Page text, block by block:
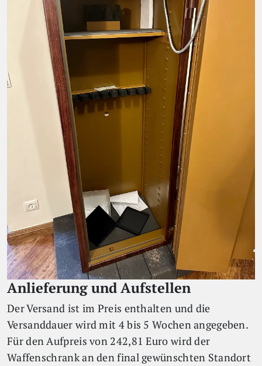
Anlieferung und Aufstellen
Der Versand ist im Preis enthalten und die
Versanddauer wird mit 4 bis 5 Wochen angegeben.
Für den Aufpreis von 242,81 Euro wird der
Waffenschrank an den final gewünschten Standort